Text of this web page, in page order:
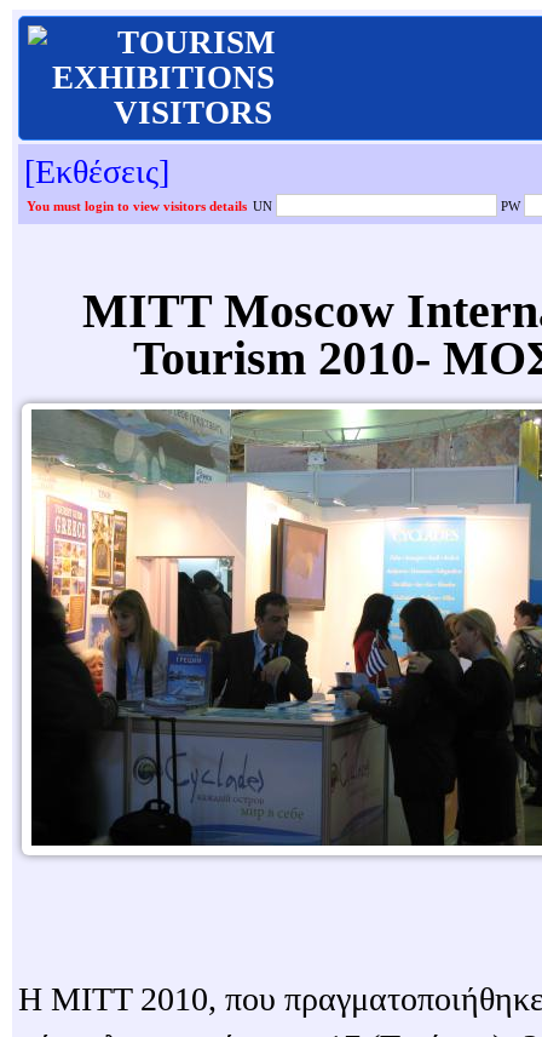
TOURISM
EXHIBITIONS
VISITORS
[Εκθέσεις]
You must login to view visitors details UN PW
MITT Moscow
Tourism 2010-
Η MITT 2010, που πραγματοποιήθηκε